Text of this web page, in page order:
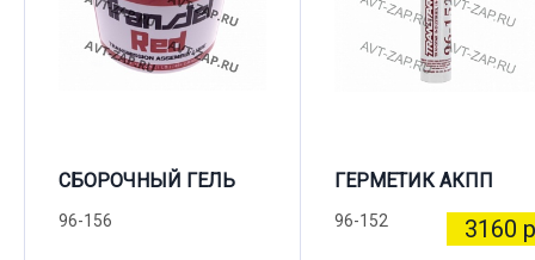
СБОРОЧНЫЙ ГЕЛЬ
96-156
ГЕРМЕТИК АКПП
96-152 3160